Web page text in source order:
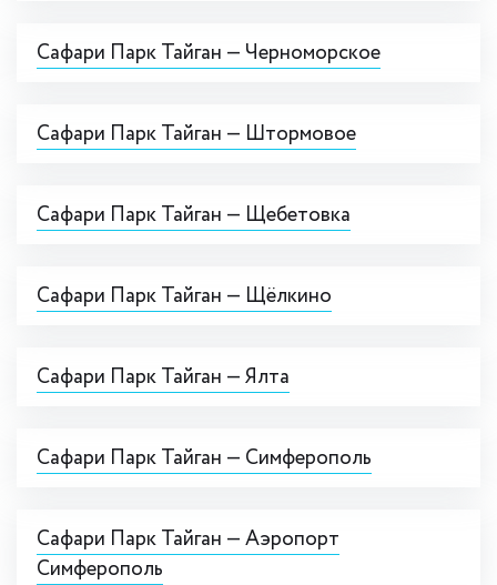
Сафари Парк Тайган — Черноморское
Сафари Парк Тайган — Штормовое
Сафари Парк Тайган — Щебетовка
Сафари Парк Тайган — Щёлкино
Сафари Парк Тайган — Ялта
Сафари Парк Тайган — Симферополь
Сафари Парк Тайган — Аэропорт
Симферополь